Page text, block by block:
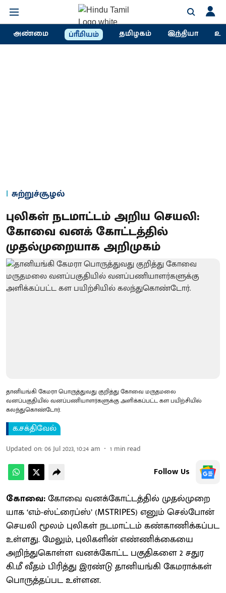
அண்மை ப்ரீமியம் தமிழகம் இந்தியா
சுற்றுச்சூழல்
புலிகள் நடமாட்டம் அறிய செயலி:
கோவை வனக் கோட்டத்தில்
முதல்முறையாக அறிமுகம்
தானியங்கி கேமரா பொருத்துவது குறித்து கோவை மருதமலை
வனப்பகுதியில் வனப்பணியாளர்களுக்கு அளிக்கப்பட்ட கள பயிற்சியில்
கலந்துகொண்டோர்.
க.சக்திவேல்
Updated on:06 Jul 2023, 10:24 am 1 min read
Follow Us
கோவை:கோவை வனக்கோட்டத்தில் முதல்முறை
யாக ‘எம்-ஸ்ட்ரைப்ஸ்’ (MSTRIPES) எனும் செல்போன்
செயலி மூலம் புலிகள் நடமாட்டம் கண்காணிக்கப்பட
உள்ளது. மேலும், புலிகளின் எண்ணிக்கையை
அறிந்துகொள்ள வனக்கோட்ட பகுதிகளை 2 சதுர
கி.மீ வீதம் பிரித்து இரண்டு தானியங்கி கேமராக்கள்
பொருத்தப்பட உள்ளன.